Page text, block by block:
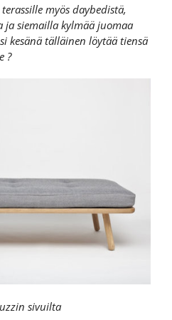
myös daybedistä,
ja siemailla kylmää juomaa
kesänä tälläinen löytää tiensä
?
sivuilta